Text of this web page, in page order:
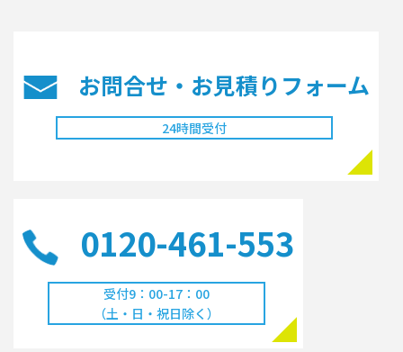
お問合せ・お見積りフォーム
24時間受付
0120-461-553
受付9：00-17：00
（土・日・祝日除く）